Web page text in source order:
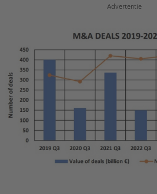
Advertentie